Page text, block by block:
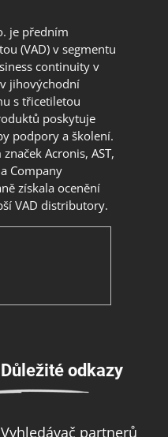
je předním
(VAD) v segmentu
continuity v
jihovýchodní
s třicetiletou
poskytuje
podpory a školení.
Acronis, AST,
Company
získala ocenění
VAD distributory.
Důležité odkazy
Vyhledávač partnerů